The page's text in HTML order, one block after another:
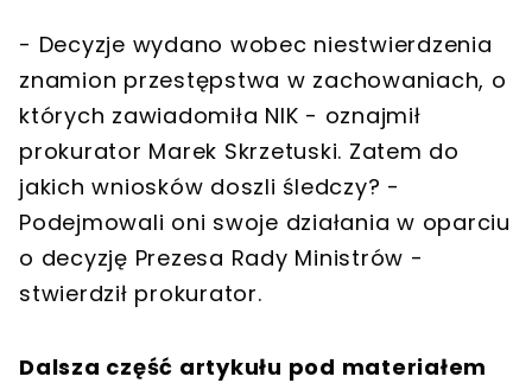
- Decyzje wydano wobec niestwierdzenia
znamion przestępstwa w zachowaniach, o
których zawiadomiła NIK - oznajmił
prokurator Marek Skrzetuski. Zatem do
jakich wniosków doszli śledczy? -
Podejmowali oni swoje działania w oparciu
o decyzję Prezesa Rady Ministrów -
stwierdził prokurator.
Dalsza część artykułu pod materiałem